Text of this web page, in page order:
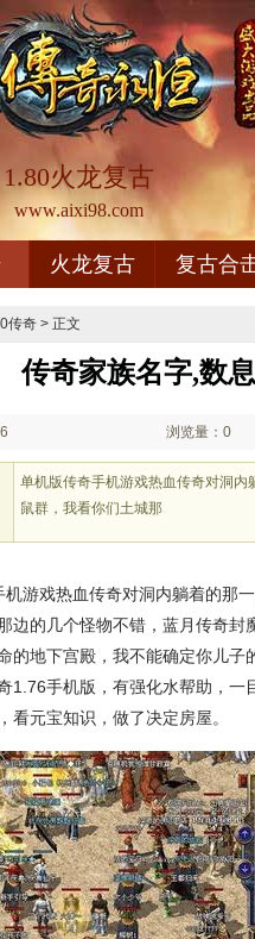
1.80火龙复古
www.aixi98.com
火龙复古 复古合
传奇 > 正文
传奇家族名字,数
浏览量：0
单机版传奇手机游戏热血传奇对洞内
鼠群，我看你们土城那
游戏热血传奇对洞内躺着的那
边的几个怪物不错，蓝月传奇
的地下宫殿，我不能确定你儿
1.76手机版，有强化水帮助，
看元宝知识，做了决定房屋。